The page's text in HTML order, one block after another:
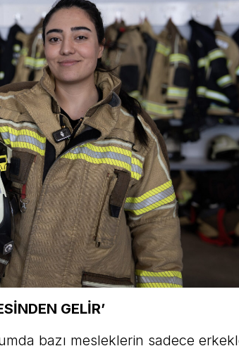
GELİR’
bazı mesleklerin sadece